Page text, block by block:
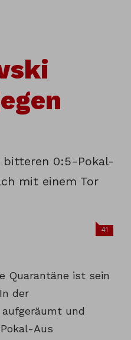
bitteren 0:5-Pokal-
mit einem Tor
41
Quarantäne ist sein
der
aufgeräumt und
Aus